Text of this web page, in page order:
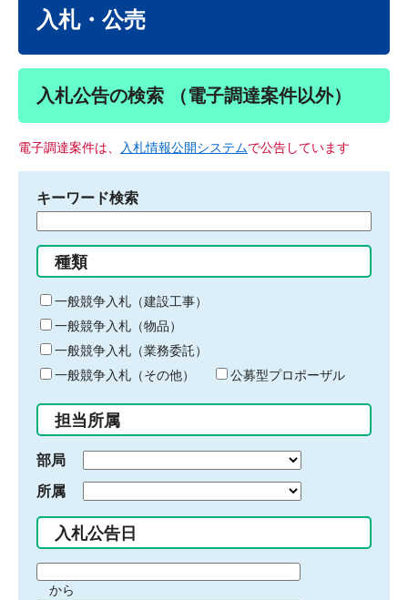
入札・公売
入札公告の検索 （電子調達案件以外）
電子調達案件は、 入札情報公開システムで公告しています
キーワード検索
る
キ
ー
ワ
ー
ド
入
力
種類
一般競争入札（建設工事）
一般競争入札（物品）
一般競争入札（業務委託）
一般競争入札（その他）
公募型プロポーザル
担当所属
部局
所属
入札公告日
間から